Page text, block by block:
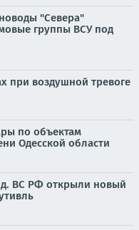
"Севера"
группы ВСУ под
при воздушной тревоге
по объектам
Одесской области
ВС РФ открыли новый